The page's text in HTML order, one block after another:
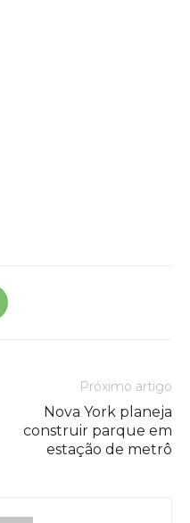
Próximo artigo
Nova York planeja
construir parque em
estação de metrô